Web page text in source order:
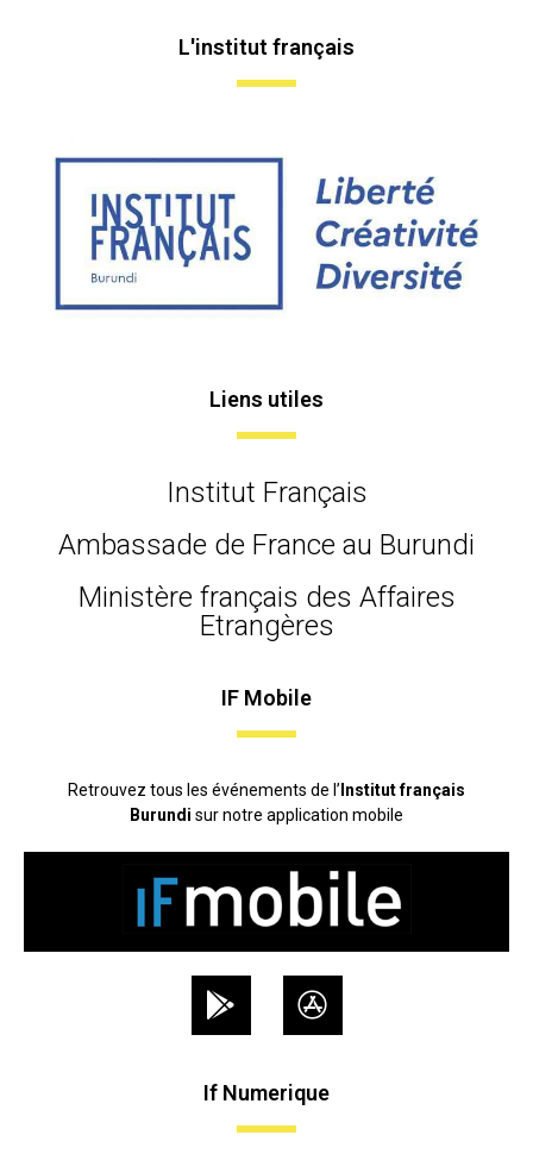
L'institut français
Liens utiles
Institut Français
Ambassade de France au Burundi
Ministère français des Affaires
Etrangères
IF Mobile
Retrouvez tous les événements de l’ Institut français
Burundi sur notre application mobile
If Numerique